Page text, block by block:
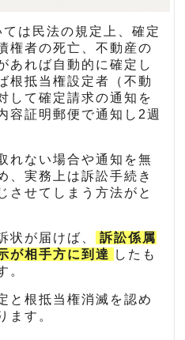
ては民法の規定上、確定
権者の死亡、不動産の
あれば自動的に確定し
根抵当権設定者（不動
して確定請求の通知を
容証明郵便で通知し2週
れない場合や通知を無
、実務上は訴訟手続き
させてしまう方法がと
状が届けば、
訴訟係属
が相手方に到達
したも
。
と根抵当権消滅を認め
ます。